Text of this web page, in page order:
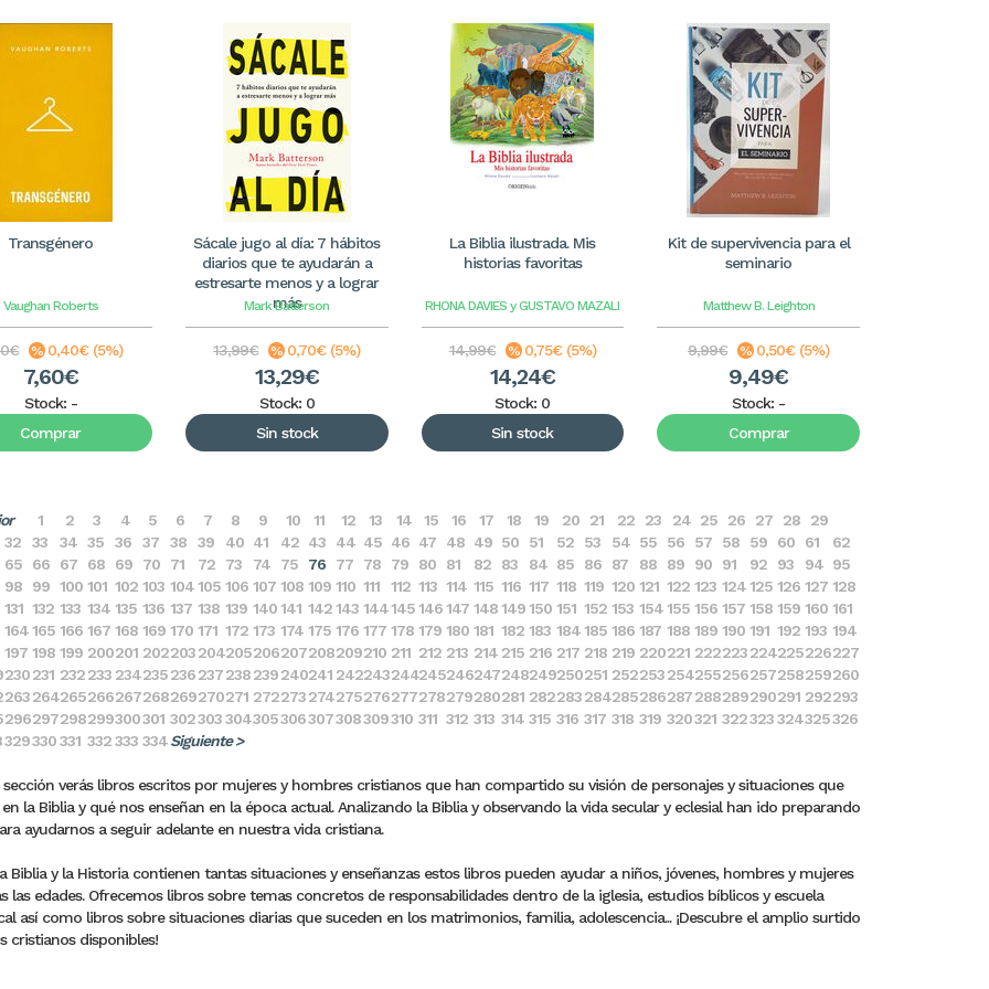
Transgénero
Vaughan Roberts
0,40€ (5%)
7,60€
Stock: -
Comprar
Sácale jugo al día: 7 hábitos
diarios que te ayudarán a
estresarte menos y a lograr
más
Mark Batterson
13,99€ 0,70€ (5%)
13,29€
Stock: 0
Sin stock
La Biblia ilustrada. Mis
historias favoritas
RHONA DAVIES y GUSTAVO MAZALI
14,99€ 0,75€ (5%)
14,24€
Stock: 0
Sin stock
Kit de supervivencia para el
seminario
Matthew B. Leighton
9,99€ 0,50€ (5%)
9,49€
Stock: -
Comprar
1 2 3 4 5 6 7 8 9 10 11 12 13 14 15 16 17 18 19 20 21 22 23 24 25 26 27 28
29
32
33 34 35 36 37 38 39 40 41 42 43 44 45 46 47 48 49 50 51 52 53 54 55 56 57 58 59 60 61
62
65
66 67 68 69 70 71 72 73 74 75 76 77 78 79 80 81 82 83 84 85 86 87 88 89 90 91 92 93 94 95
98
99 100 101 102 103 104105 106 107 108 109 110 111 112 113 114 115 116 117 118 119 120 121 122 123 124125 126 127 128
131 132 133 134 135 136 137 138 139 140141 142143 144145146147 148149150 151 152 153 154155 156 157 158 159 160 161
164165 166 167 168 169 170 171 172 173 174 175 176 177 178 179 180 181 182 183 184185 186 187 188 189 190 191 192 193 194
197 198 199 200201 202203204205206207208209210 211 212 213 214 215 216 217 218 219 220221 222223224225226227
230231 232233 234235236237238239240241 242243244245246247248249250251 252253254255256257258259260
263264265266267268269270271 272273274275276277278279280281 282283284285286287288289290291 292293
296297298299300301 302303304305306307308309310 311 312 313 314 315 316 317 318 319 320321 322323324325326
329330331 332333 334Siguiente >
sección verás libros escritos por mujeres y hombres cristianos que han compartido su visión de personajes y situaciones que
la Biblia y qué nos enseñan en la época actual. Analizando la Biblia y observando la vida secular y eclesial han ido preparando
ayudarnos a seguir adelante en nuestra vida cristiana.
Biblia y la Historia contienen tantas situaciones y enseñanzas estos libros pueden ayudar a niños, jóvenes, hombres y mujeres
las edades. Ofrecemos libros sobre temas concretos de responsabilidades dentro de la iglesia, estudios bíblicos y escuela
así como libros sobre situaciones diarias que suceden en los matrimonios, familia, adolescencia... ¡Descubre el amplio surtido
cristianos disponibles!